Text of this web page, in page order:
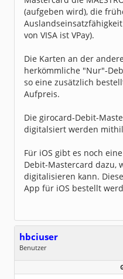
(aufgeben wird), die
von VISA ist VPay).
Die Karten an der
herkömmliche "Nur"-
so eine zusätzlich
Aufpreis.
Die girocard-Debit-
digitalsiert werden
Für iOS gibt es noch
Debit-Mastercard dazu,
digitalisieren kann.
App für iOS bestellt
hbciuser
Benutzer
Geschlecht:
keine Angabe
Dabei seit:
10 / 2017